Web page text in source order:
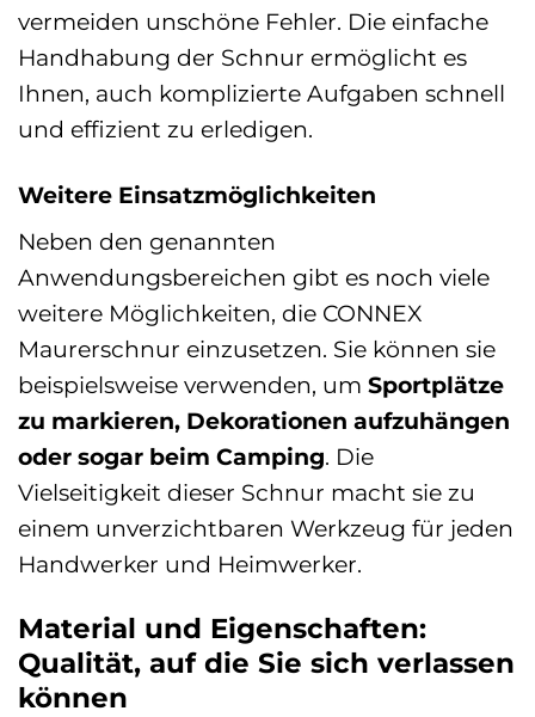
vermeiden unschöne Fehler. Die einfache
Handhabung der Schnur ermöglicht es
Ihnen, auch komplizierte Aufgaben schnell
und effizient zu erledigen.
Weitere Einsatzmöglichkeiten
Neben den genannten
Anwendungsbereichen gibt es noch viele
weitere Möglichkeiten, die CONNEX
Maurerschnur einzusetzen. Sie können sie
beispielsweise verwenden, um Sportplätze
zu markieren, Dekorationen aufzuhängen
oder sogar beim Camping. Die
Vielseitigkeit dieser Schnur macht sie zu
einem unverzichtbaren Werkzeug für jeden
Handwerker und Heimwerker.
Material und Eigenschaften:
Qualität, auf die Sie sich verlassen
können